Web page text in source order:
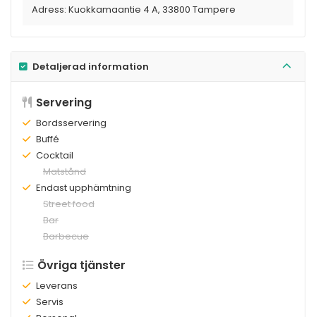
Adress: Kuokkamaantie 4 A, 33800 Tampere
Detaljerad information
Servering
Finns:Bordsservering
Finns:Buffé
Finns:Cocktail
Finns
inte:
Matstånd
Finns:Endast upphämtning
Finns
inte:
Street food
Finns
inte:
Bar
Finns
Barbecue
Övriga tjänster
Finns:Leverans
Finns:Servis